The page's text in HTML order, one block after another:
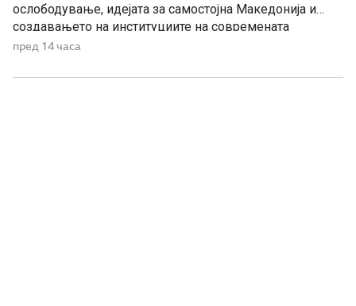
ослободување, идејата за самостојна Македонија и
создавањето на институциите на современата
македонска држава. 1875 – Роден е Григорие Хаџи
Григорие Хаџи Ташковиќ – македонски револуционер,
пред 14 часа